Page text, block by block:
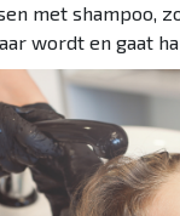
met shampoo,
wordt en gaat